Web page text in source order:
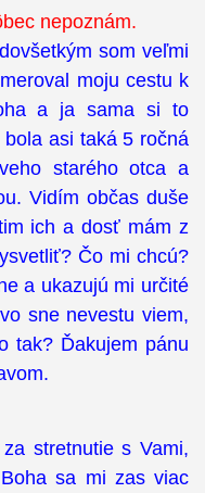
nepoznám.
som veľmi
moju cestu k
a ja sama si to
asi taká 5 ročná
starého otca a
Vidím občas duše
ich a dosť mám z
Čo mi chcú?
a ukazujú mi určité
sne nevestu viem,
tak? Ďakujem pánu
stretnutie s Vami,
sa mi zas viac